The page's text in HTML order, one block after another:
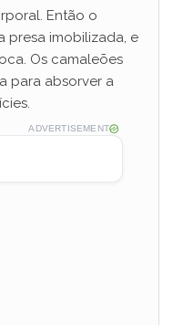
Então o
presa imobilizada, e
Os camaleões
para absorver a
ADVERTISEMENT